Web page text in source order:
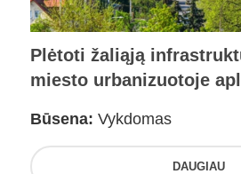
Plėtoti žaliąją
miesto urbanizuotoje
Būsena: Vykdomas
DAUGIAU